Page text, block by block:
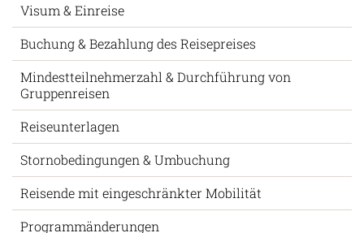
Visum & Einreise
Buchung & Bezahlung des Reisepreises
Mindestteilnehmerzahl & Durchführung von
Gruppenreisen
Reiseunterlagen
Stornobedingungen & Umbuchung
Reisende mit eingeschränkter Mobilität
Programmänderungen